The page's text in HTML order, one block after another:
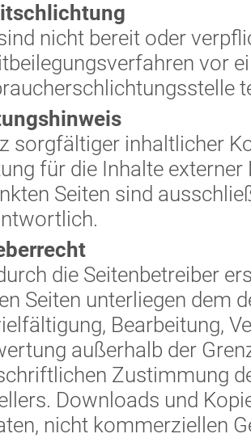
nicht bereit oder
vor
sorgfältiger inhaltlicher
für die Inhalte externer
Seiten sind
die Seitenbetreiber
Seiten unterliegen dem
Bearbeitung,
außerhalb der
Zustimmung
Downloads und
nicht kommerziellen